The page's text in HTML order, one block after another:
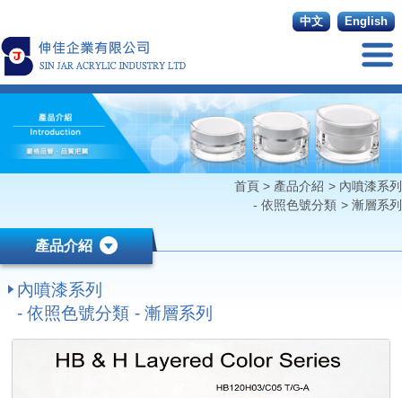
English
中文
首頁> 產品介紹 > 內噴漆系列
- 依照色號分類 > 漸層系列
產品介紹
內噴漆系列
- 依照色號分類 - 漸層系列